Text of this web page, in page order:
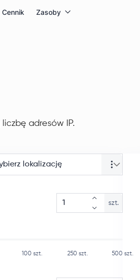
Cennik Zasoby
adresów IP.
lokalizację
szt.
100 szt. 250 szt. 500 szt.